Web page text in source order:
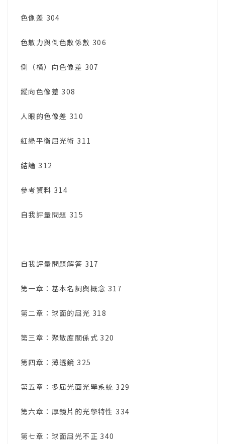
色像差 304
色散力與倒色散係數 306
側（橫）向色像差 307
縱向色像差 308
人眼的色像差 310
紅綠平衡屈光術 311
結論 312
參考資料 314
自我評量問題 315
自我評量問題解答 317
第一章：基本名詞與概念 317
第二章：球面的屈光 318
第三章：聚散度關係式 320
第四章：薄透鏡 325
第五章：多屈光面光學系統 329
第六章：厚鏡片的光學特性 334
第七章：球面屈光不正 340